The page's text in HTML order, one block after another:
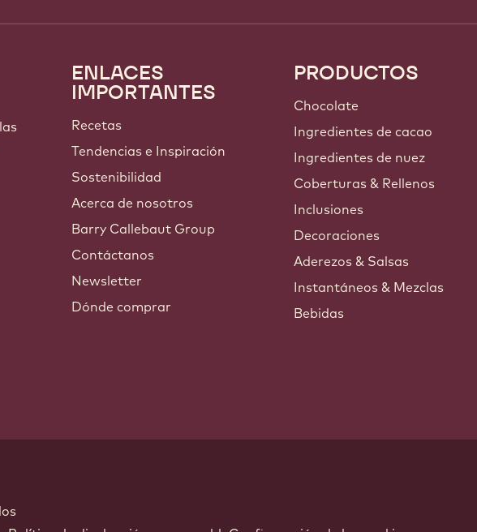
Footer
Callebaut
ENLACES
IMPORTANTES
Recetas
Tendencias e Inspiración
Sostenibilidad
Acerca de nosotros
Barry Callebaut Group
Contáctanos
Newsletter
Dónde comprar
PRODUCTOS
Chocolate
Ingredientes de cacao
Ingredientes de nuez
Coberturas & Rellenos
Inclusiones
Decoraciones
Aderezos & Salsas
Instantáneos & Mezclas
Bebidas